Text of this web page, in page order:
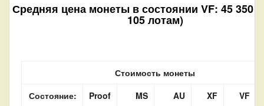
Средняя цена монеты в состоянии VF: 45 350
105 лотам)
Стоимость монеты
Состояние:
Proof MS AU XF VF